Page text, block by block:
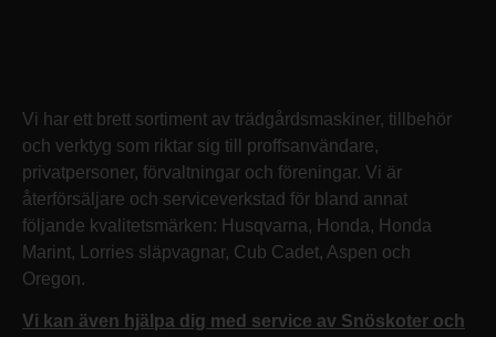
Vi har ett brett sortiment av trädgårdsmaskiner, tillbehör
och verktyg som riktar sig till proffsanvändare,
privatpersoner, förvaltningar och föreningar. Vi är
återförsäljare och serviceverkstad för bland annat
följande kvalitetsmärken: Husqvarna, Honda, Honda
Marint, Lorries släpvagnar, Cub Cadet, Aspen och
Oregon.
Vi kan även hjälpa dig med service av Snöskoter och